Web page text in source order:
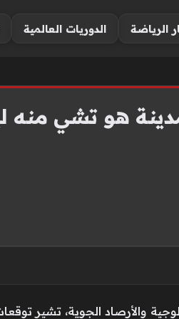
الرياضة الدوريات العالمية